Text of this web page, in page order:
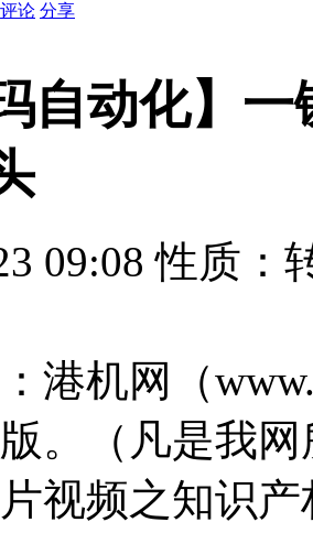
评论 分享
自动化】
09:08 性质：
港机网（
。（凡是我
视频之知识